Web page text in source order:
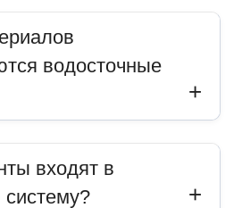
водосточные
входят в